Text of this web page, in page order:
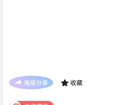
海报分享 收藏